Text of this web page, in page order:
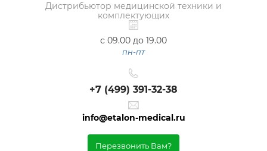
Дистрибьютор медицинской техники и
комплектующих
с 09.00 до 19.00
пн-пт
+7 (499) 391-32-38
info@etalon-medical.ru
Перезвонить Вам?